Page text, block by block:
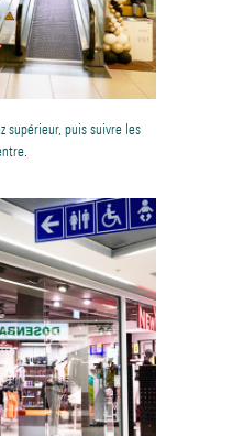
supérieur, puis suivre les